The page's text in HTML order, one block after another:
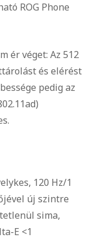
ROG Phone
ér véget: Az 512
és elérést
pedig az
120 Hz/1
új szintre
sima,
E <1